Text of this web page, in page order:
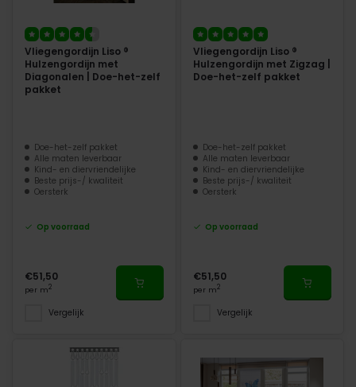
Vliegengordijn Liso ®
Hulzengordijn met
Diagonalen | Doe-het-zelf
pakket
Doe-het-zelf pakket
Alle maten leverbaar
Kind- en diervriendelijke
Beste prijs-/ kwaliteit
Oersterk
Op voorraad
€51,50
per m2
Vergelijk
Vliegengordijn Liso ®
Hulzengordijn met Zigzag |
Doe-het-zelf pakket
Doe-het-zelf pakket
Alle maten leverbaar
Kind- en diervriendelijke
Beste prijs-/ kwaliteit
Oersterk
Op voorraad
€51,50
per m2
Vergelijk